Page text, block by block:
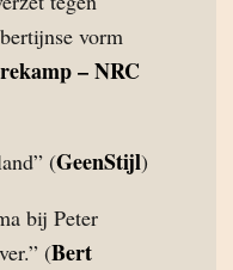
vorm
– NRC
(GeenStijl)
bij Peter
(Bert